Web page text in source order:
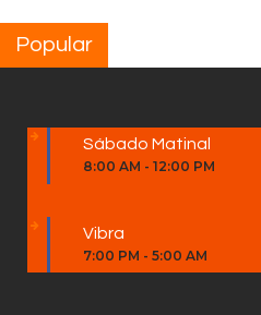
Popular
Sábado Matinal
8:00 AM - 12:00 PM
Vibra
7:00 PM - 5:00 AM